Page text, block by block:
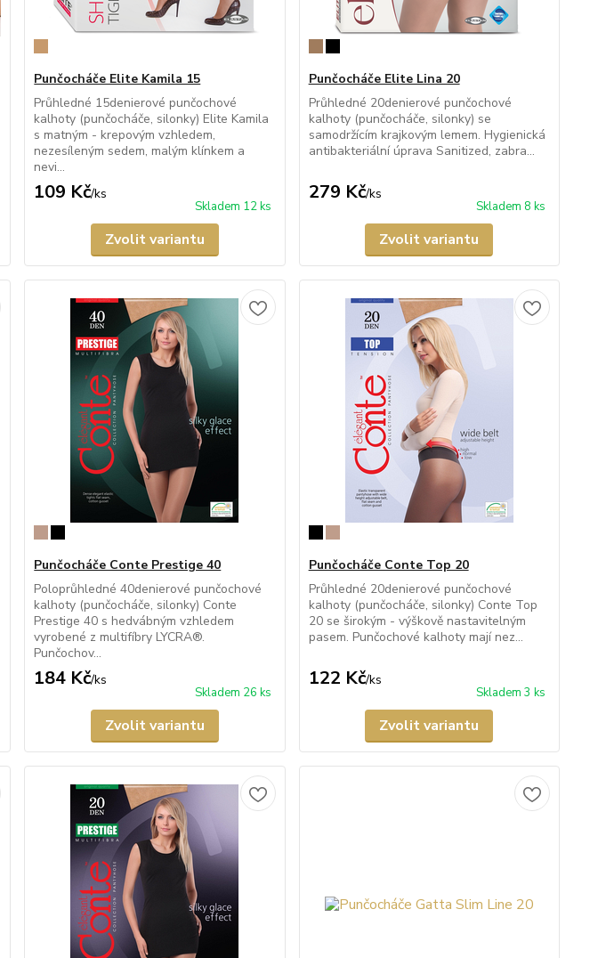
Punčocháče Elite Kamila 15
Průhledné 15denierové punčochové
kalhoty (punčocháče, silonky) Elite Kamila
s matným - krepovým vzhledem,
nezesíleným sedem, malým klínkem a
nevi...
109 Kč/ks
Skladem 12 ks
Zvolit variantu
Punčocháče Elite Lina 20
Průhledné 20denierové punčochové
kalhoty (punčocháče, silonky) se
samodržícím krajkovým lemem. Hygienická
antibakteriální úprava Sanitized, zabra...
279 Kč/ks
Skladem 8 ks
Zvolit variantu
Punčocháče Conte Prestige 40
Poloprůhledné 40denierové punčochové
kalhoty (punčocháče, silonky) Conte
Prestige 40 s hedvábným vzhledem
vyrobené z multifíbry LYCRA®.
Punčochov...
184 Kč/ks
Skladem 26 ks
Zvolit variantu
Punčocháče Conte Top 20
Průhledné 20denierové punčochové
kalhoty (punčocháče, silonky) Conte Top
20 se širokým - výškově nastavitelným
pasem. Punčochové kalhoty mají nez...
122 Kč/ks
Skladem 3 ks
Zvolit variantu